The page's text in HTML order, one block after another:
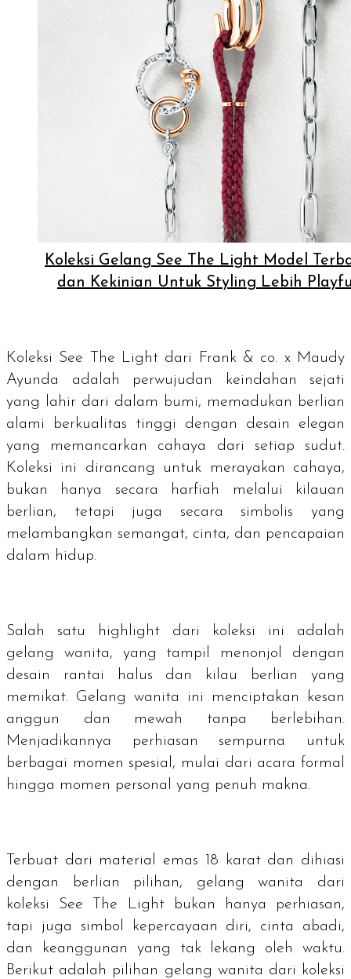
Koleksi Gelang See The Light Model
dan Kekinian Untuk Styling Lebih
Koleksi See The Light dari Frank & co. x Maudy
Ayunda adalah perwujudan keindahan sejati
yang lahir dari dalam bumi, memadukan berlian
alami berkualitas tinggi dengan desain elegan
yang memancarkan cahaya dari setiap sudut.
Koleksi ini dirancang untuk merayakan cahaya,
bukan hanya secara harfiah melalui kilauan
berlian, tetapi juga secara simbolis yang
melambangkan semangat, cinta, dan pencapaian
dalam hidup.
Salah satu highlight dari koleksi ini adalah
gelang wanita, yang tampil menonjol dengan
desain rantai halus dan kilau berlian yang
memikat. Gelang wanita ini menciptakan kesan
anggun dan mewah tanpa berlebihan.
Menjadikannya perhiasan sempurna untuk
berbagai momen spesial, mulai dari acara formal
hingga momen personal yang penuh makna.
Terbuat dari material emas 18 karat dan dihiasi
dengan berlian pilihan, gelang wanita dari
koleksi See The Light bukan hanya perhiasan,
tapi juga simbol kepercayaan diri, cinta abadi,
dan keanggunan yang tak lekang oleh waktu.
Berikut adalah pilihan gelang wanita dari koleksi